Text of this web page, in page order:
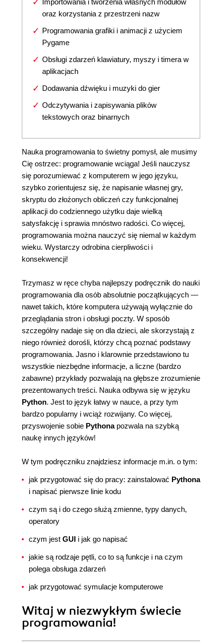
Importowania i tworzenia własnych modułów
oraz korzystania z przestrzeni nazw
Programowania grafiki i animacji z użyciem
Pygame
Obsługi zdarzeń klawiatury, myszy i timera w
aplikacjach
Dodawania dźwięku i muzyki do gier
Odczytywania i zapisywania plików
tekstowych oraz binarnych
Nauka programowania to świetny pomysł, ale musimy
Cię ostrzec: programowanie wciąga! Jeśli nauczysz
się porozumiewać z komputerem w jego języku,
szybko zorientujesz się, że napisanie własnej gry,
skryptu do złożonych obliczeń czy funkcjonalnej
aplikacji do codziennego użytku daje wielką
satysfakcję i sprawia mnóstwo radości. Co więcej,
programowania można nauczyć się niemal w każdym
wieku. Wystarczy odrobina cierpliwości i
konsekwencji!
Trzymasz w ręce chyba najlepszy podręcznik do nauki
programowania dla osób absolutnie początkujących —
nawet takich, które komputera używają wyłącznie do
przeglądania stron i obsługi poczty. W sposób
szczególny nadaje się on dla dzieci, ale skorzystają z
niego również dorośli, którzy chcą poznać podstawy
programowania. Jasno i klarownie przedstawiono tu
wszystkie niezbędne informacje, a liczne (bardzo
zabawne) przykłady pozwalają na głębsze zrozumienie
prezentowanych treści. Nauka odbywa się w języku
Python. Jest to język łatwy w nauce, a przy tym
bardzo popularny i wciąż rozwijany. Co więcej,
przyswojenie sobie Pythona pozwala na szybką
naukę innych języków!
W tym podręczniku znajdziesz informacje m.in. o tym:
jak przygotować się do pracy: zainstalować Pythona
i napisać pierwsze linie kodu
czym są i do czego służą zmienne, typy danych,
operatory
czym jest GUI i jak go napisać
jakie są rodzaje pętli, co to są funkcje i na czym
polega obsługa zdarzeń
jak przygotować symulacje komputerowe
Witaj w niezwykłym świecie
programowania!